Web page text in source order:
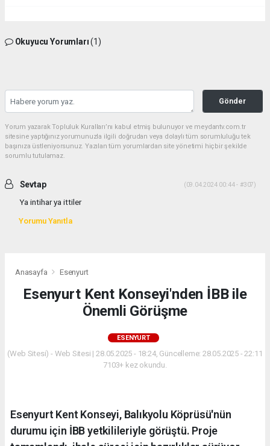
Okuyucu Yorumları(1)
Gönder
Yorum yazarak Topluluk Kuralları’nı kabul etmiş bulunuyor ve meydantv.com.tr
sitesine yaptığınız yorumunuzla ilgili doğrudan veya dolaylı tüm sorumluluğu tek
başınıza üstleniyorsunuz. Yazılan tüm yorumlardan site yönetimi hiçbir şekilde
sorumlu tutulamaz.
Sevtap (09.04.2024 00:44 - #307)
Ya intihar ya ittiler
Yorumu Yanıtla
Anasayfa Esenyurt
Esenyurt Kent Konseyi'nden İBB ile
Önemli Görüşme
ESENYURT
(Web Sitesi) - Web Sitesi | 28.05.2025 - 18:24, Güncelleme: 28.05.2025 - 22:11
7103+ kez okundu.
Esenyurt Kent Konseyi, Balıkyolu Köprüsü'nün
durumu için İBB yetkilileriyle görüştü. Proje